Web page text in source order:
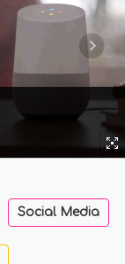
Social Media